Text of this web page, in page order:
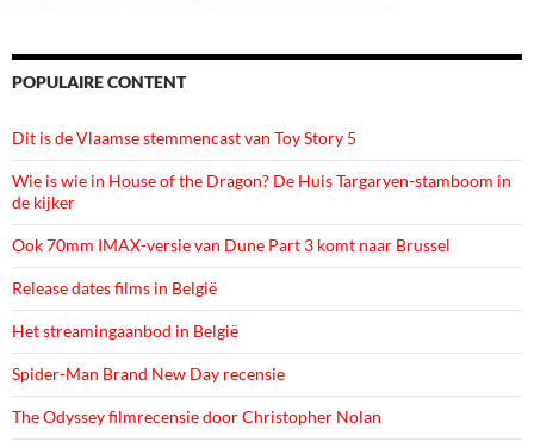
POPULAIRE CONTENT
Dit is de Vlaamse stemmencast van Toy Story 5
Wie is wie in House of the Dragon? De Huis Targaryen-stamboom in
de kijker
Ook 70mm IMAX-versie van Dune Part 3 komt naar Brussel
Release dates films in België
Het streamingaanbod in België
Spider-Man Brand New Day recensie
The Odyssey filmrecensie door Christopher Nolan